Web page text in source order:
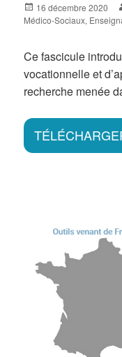
Posted
on
16 décembre 2020
Médico-Sociaux,
Ce fascicule
vocationnelle et
recherche menée